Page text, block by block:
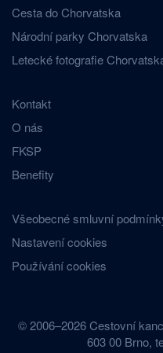
Cesta do Chorvatska
Národní parky Chorvatska
Letecké fotografie
Kontakt
O nás
FKSP
Benefity
Všeobecné smluvní
Nastavení cookies
Používání cookies
© 2006–2026 Cestovní
603 00 Brno,